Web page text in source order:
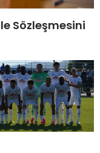
Sözleşmesini